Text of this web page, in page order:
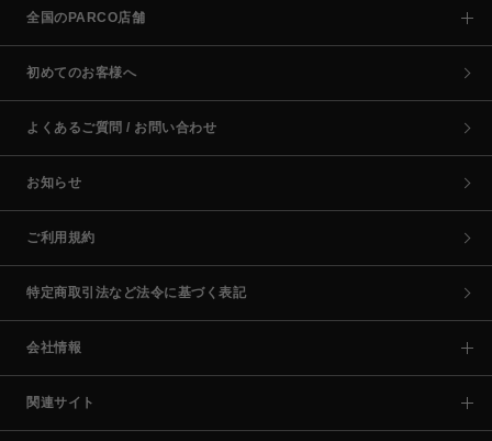
全国のPARCO店舗
初めてのお客様へ
よくあるご質問 / お問い合わせ
お知らせ
ご利用規約
特定商取引法など法令に基づく表記
会社情報
関連サイト